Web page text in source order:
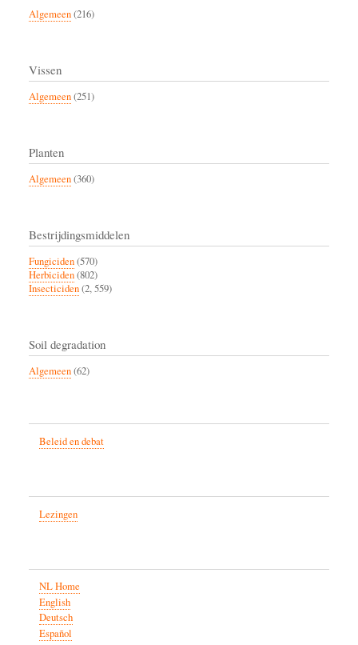
Algemeen(216)
Vissen
Algemeen(251)
Planten
Algemeen(360)
Bestrijdingsmiddelen
Fungiciden(570)
Herbiciden(802)
Insecticiden(2, 559)
Soil degradation
Algemeen(62)
Beleid en debat
Lezingen
NL Home
English
Deutsch
Español